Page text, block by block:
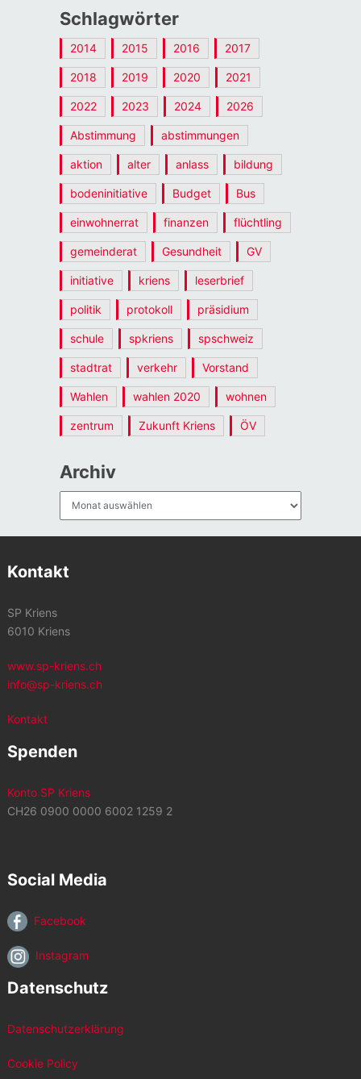
Schlagwörter
2014 2015 2016 2017
2018 2019 2020 2021
2022 2023 2024 2026
Abstimmung abstimmungen
aktion alter anlass bildung
bodeninitiative Budget Bus
einwohnerrat finanzen flüchtling
gemeinderat Gesundheit GV
initiative kriens leserbrief
politik protokoll präsidium
schule spkriens spschweiz
stadtrat verkehr Vorstand
Wahlen wahlen 2020 wohnen
zentrum Zukunft Kriens ÖV
Archiv
Kontakt
SP Kriens
6010 Kriens
www.sp-kriens.ch
info@sp-kriens.ch
Kontakt
Spenden
Konto SP Kriens
CH26 0900 0000 6002 1259 2
Social Media
Facebook
Instagram
Datenschutz
Datenschutzerklärung
Cookie Policy